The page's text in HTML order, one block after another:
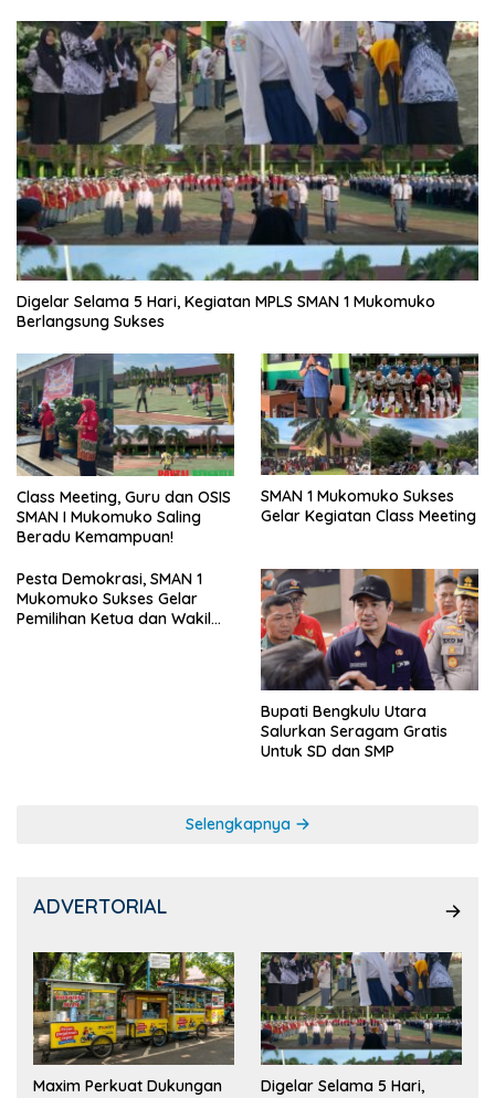
Digelar Selama 5 Hari, Kegiatan MPLS SMAN 1 Mukomuko
Berlangsung Sukses
Class Meeting, Guru dan OSIS
SMAN I Mukomuko Saling
Beradu Kemampuan!
SMAN 1 Mukomuko Sukses
Gelar Kegiatan Class Meeting
Pesta Demokrasi, SMAN 1
Mukomuko Sukses Gelar
Pemilihan Ketua dan Wakil
Bupati Bengkulu Utara
Salurkan Seragam Gratis
Untuk SD dan SMP
Selengkapnya
ADVERTORIAL
Maxim Perkuat Dukungan
Digelar Selama 5 Hari,